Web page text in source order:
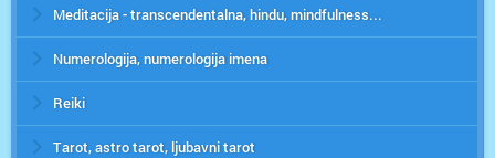
Meditacija - transcendentalna, hindu, mindfulness...
Numerologija, numerologija imena
Reiki
Tarot, astro tarot, ljubavni tarot